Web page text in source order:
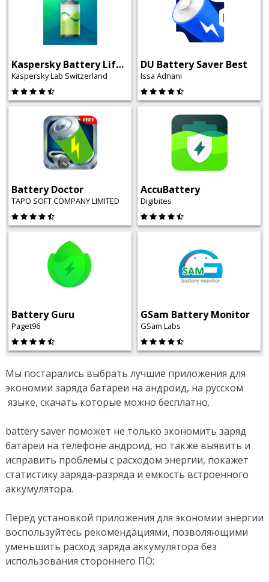
Kaspersky Battery Life: Saver & Booster
Kaspersky Lab Switzerland
DU Battery Saver Best
Issa Adnani
Battery Doctor
TAPO SOFT COMPANY LIMITED
AccuBattery
Digibites
Battery Guru
Paget96
GSam Battery Monitor
GSam Labs
Мы постарались выбрать лучшие приложения для
экономии заряда батареи на андроид, на русском
языке, скачать которые можно бесплатно.
battery saver поможет не только экономить заряд
батареи на телефоне андроид, но также выявить и
исправить проблемы с расходом энергии, покажет
статистику заряда-разряда и емкость встроенного
аккумулятора.
Перед установкой приложения для экономии энергии
воспользуйтесь рекомендациями, позволяющими
уменьшить расход заряда аккумулятора без
использования стороннего ПО: